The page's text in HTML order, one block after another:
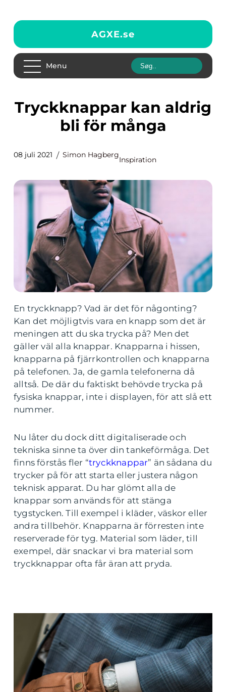
AGXE.se
Menu
Tryckknappar kan aldrig
bli för många
08 juli 2021 Simon Hagberg
Inspiration
En tryckknapp? Vad är det för någonting?
Kan det möjligtvis vara en knapp som det är
meningen att du ska trycka på? Men det
gäller väl alla knappar. Knapparna i hissen,
knapparna på fjärrkontrollen och knapparna
på telefonen. Ja, de gamla telefonerna då
alltså. De där du faktiskt behövde trycka på
fysiska knappar, inte i displayen, för att slå ett
nummer.
Nu låter du dock ditt digitaliserade och
tekniska sinne ta över din tankeförmåga. Det
finns förstås fler “tryckknappar” än sådana du
trycker på för att starta eller justera någon
teknisk apparat. Du har glömt alla de
knappar som används för att stänga
tygstycken. Till exempel i kläder, väskor eller
andra tillbehör. Knapparna är förresten inte
reserverade för tyg. Material som läder, till
exempel, där snackar vi bra material som
tryckknappar ofta får äran att pryda.